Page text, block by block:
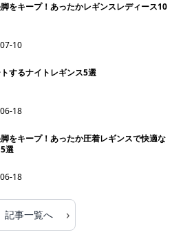
をキープ！あったかレギンスレディース10
10
するナイトレギンス5選
18
をキープ！あったか圧着レギンスで快適な
選
18
記事一覧へ ›